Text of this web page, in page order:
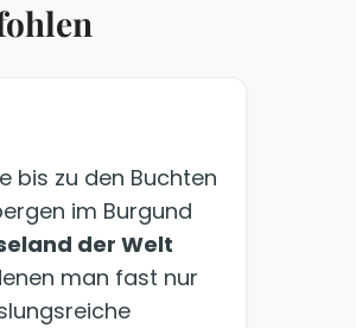
bis zu den Buchten
im Burgund
der Welt
man fast nur